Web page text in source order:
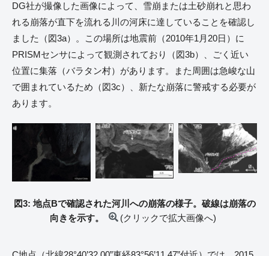
DG社が撮像した画像によって、雪崩または土砂崩れと思わ
れる崩落が直下を流れる川の河床に達していることを確認し
ました（図3a）。この場所は地震前（2010年1月20日）に
PRISMセンサによって観測されており（図3b）、ごく近い
位置に集落（バラタン村）があります。また周囲は急峻な山
で囲まれているため（図3c）、新たな崩落に警戒する必要が
あります。
図3: 地点Bで確認された河川への崩落の様子。破線は崩落の
向きを示す。
(クリックで拡大画像へ)